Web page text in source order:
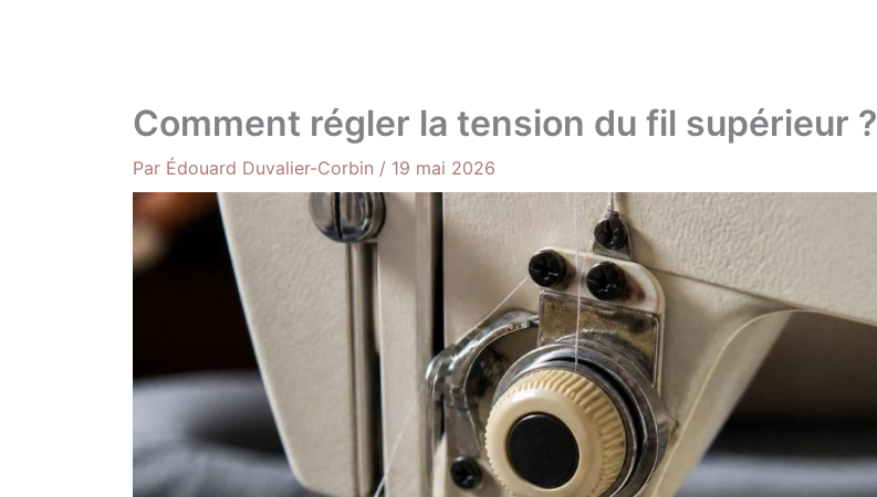
Comment régler la tension du fil supérieur ?
Par Édouard Duvalier-Corbin / 19 mai 2026